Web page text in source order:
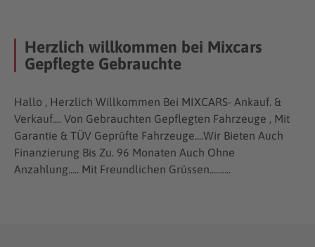
Herzlich willkommen bei Mixcars
Gepflegte Gebrauchte
Hallo , Herzlich Willkommen Bei MIXCARS- Ankauf. &
Verkauf.... Von Gebrauchten Gepflegten Fahrzeuge , Mit
Garantie & TÜV Geprüfte Fahrzeuge....Wir Bieten Auch
Finanzierung Bis Zu. 96 Monaten Auch Ohne
Anzahlung..... Mit Freundlichen Grüssen..........